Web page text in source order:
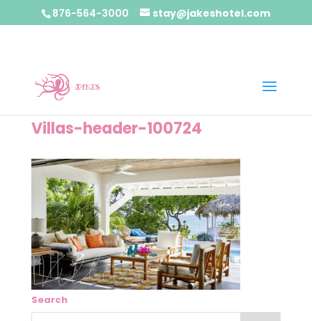
876-564-3000 stay@jakeshotel.com
Villas-header-100724
Search